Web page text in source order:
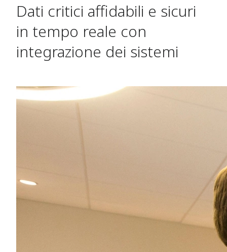
Dati critici affidabili e sicuri
in tempo reale con
integrazione dei sistemi